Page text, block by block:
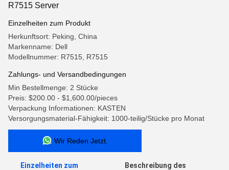
R7515 Server
Einzelheiten zum Produkt
Herkunftsort: Peking, China
Markenname: Dell
Modellnummer: R7515, R7515
Zahlungs- und Versandbedingungen
Min Bestellmenge: 2 Stücke
Preis: $200.00 - $1,600.00/pieces
Verpackung Informationen: KASTEN
Versorgungsmaterial-Fähigkeit: 1000-teilig/Stücke pro Monat
Wir Reden Jetzt.
Einzelheiten zum
Beschreibung des